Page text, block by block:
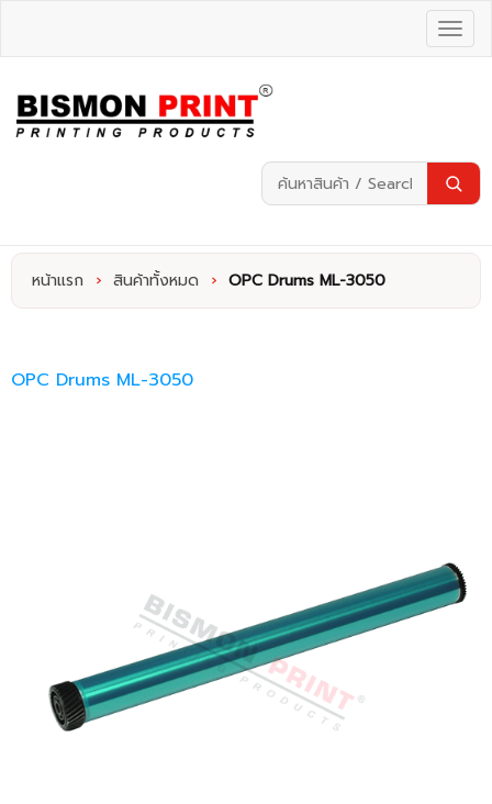
หน้าแรก › สินค้าทั้งหมด › OPC Drums ML-3050
OPC Drums ML-3050